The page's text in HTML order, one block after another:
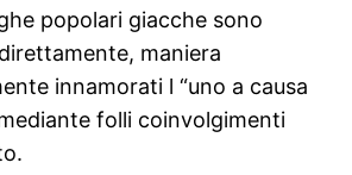
popolari giacche sono
maniera
innamorati l “uno a causa
folli coinvolgimenti